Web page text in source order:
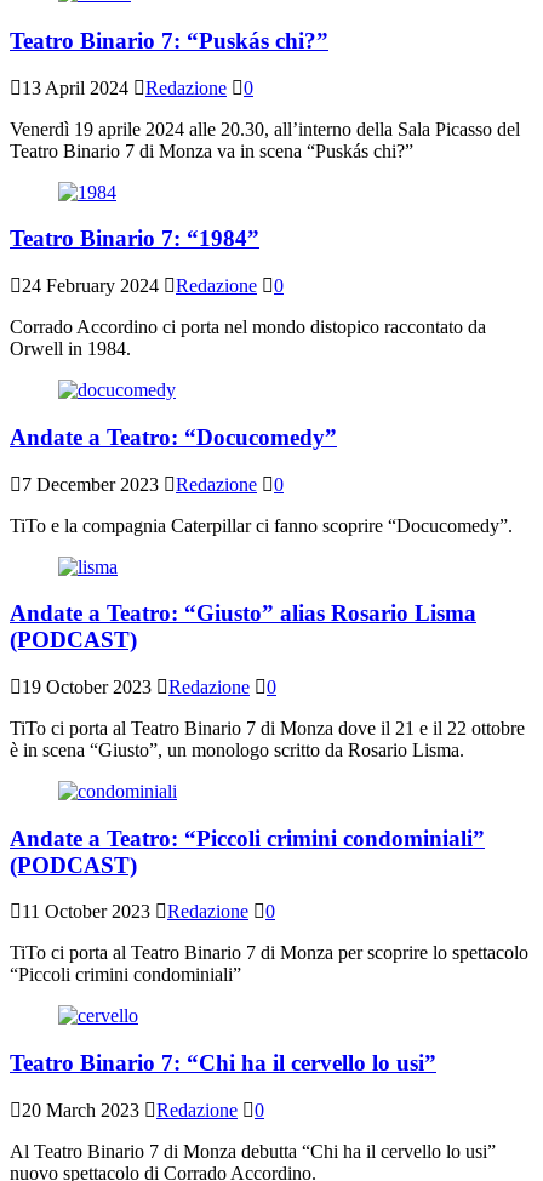
Teatro Binario 7: “Puskás chi?”
13 April 2024 Redazione
0
Venerdì 19 aprile 2024 alle 20.30, all’interno della Sala Picasso del
Teatro Binario 7 di Monza va in scena “Puskás chi?”
Teatro Binario 7: “1984”
24 February 2024 Redazione
0
Corrado Accordino ci porta nel mondo distopico raccontato da
Orwell in 1984.
Andate a Teatro: “Docucomedy”
7 December 2023 Redazione
0
TiTo e la compagnia Caterpillar ci fanno scoprire “Docucomedy”.
Andate a Teatro: “Giusto” alias Rosario Lisma
(PODCAST)
19 October 2023 Redazione
0
TiTo ci porta al Teatro Binario 7 di Monza dove il 21 e il 22 ottobre
è in scena “Giusto”, un monologo scritto da Rosario Lisma.
Andate a Teatro: “Piccoli crimini condominiali”
(PODCAST)
11 October 2023 Redazione
0
TiTo ci porta al Teatro Binario 7 di Monza per scoprire lo spettacolo
“Piccoli crimini condominiali”
Teatro Binario 7: “Chi ha il cervello lo usi”
20 March 2023 Redazione
0
Al Teatro Binario 7 di Monza debutta “Chi ha il cervello lo usi”
nuovo spettacolo di Corrado Accordino.